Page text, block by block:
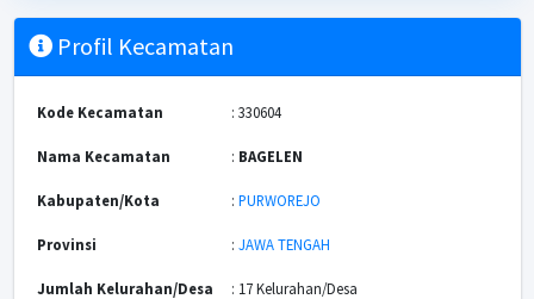
Profil Kecamatan
Kode Kecamatan : 330604
Nama Kecamatan : BAGELEN
Kabupaten/Kota : PURWOREJO
Provinsi : JAWA TENGAH
Jumlah Kelurahan/Desa : 17 Kelurahan/Desa